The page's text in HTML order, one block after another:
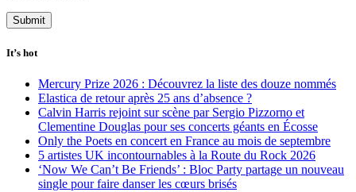
It’s hot
Mercury Prize 2026 : Découvrez la liste des douze nommés
Elastica de retour après 25 ans d’absence ?
Calvin Harris rejoint sur scène par Sergio Pizzorno et
Clementine Douglas pour ses concerts géants en Écosse
Only the Poets en concert en France au mois de septembre
5 artistes UK incontournables à la Route du Rock 2026
‘Now We Can’t Be Friends’ : Bloc Party partage un nouveau
single pour faire danser les cœurs brisés